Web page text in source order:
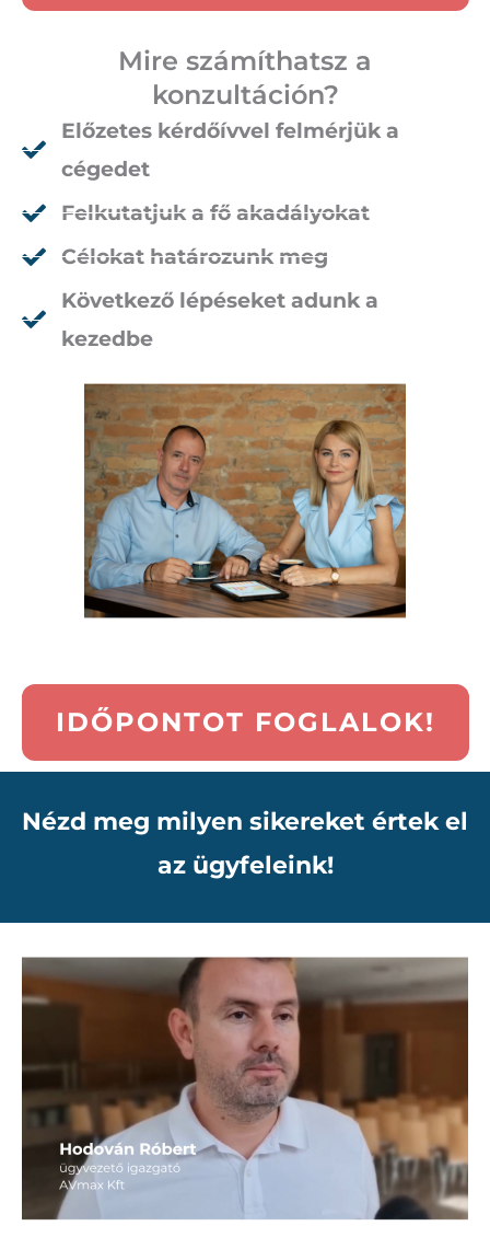
Mire számíthatsz a
konzultáción?
Előzetes kérdőívvel felmérjük a
cégedet
Felkutatjuk a fő akadályokat
Célokat határozunk meg
Következő lépéseket adunk a
kezedbe
IDŐPONTOT FOGLALOK!
Nézd meg milyen sikereket értek el
az ügyfeleink!